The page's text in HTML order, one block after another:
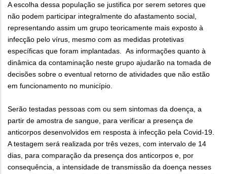
A escolha dessa população se justifica por serem setores que
não podem participar integralmente do afastamento social,
representando assim um grupo teoricamente mais exposto à
infecção pelo vírus, mesmo com as medidas protetivas
específicas que foram implantadas. As informações quanto à
dinâmica da contaminação neste grupo ajudarão na tomada de
decisões sobre o eventual retorno de atividades que não estão
em funcionamento no município.
Serão testadas pessoas com ou sem sintomas da doença, a
partir de amostra de sangue, para verificar a presença de
anticorpos desenvolvidos em resposta à infecção pela Covid-19.
A testagem será realizada por três vezes, com intervalo de 14
dias, para comparação da presença dos anticorpos e, por
consequência, a intensidade de transmissão da doença nesses